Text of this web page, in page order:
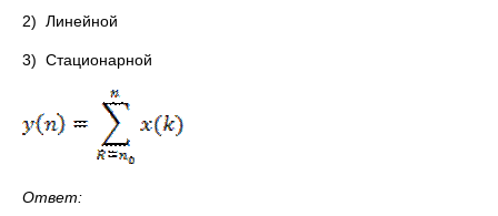
2) Линейной
3) Стационарной
Ответ: